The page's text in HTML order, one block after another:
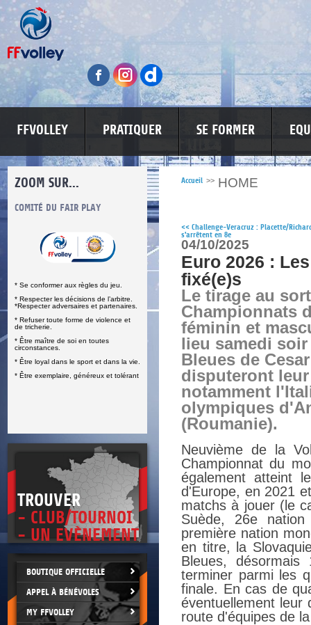
FFVOLLEY PRATIQUER SE FORMER
ZOOM SUR...
COMITÉ DU FAIR PLAY
* Se conformer aux règles du jeu.
* Respecter les décisions de l’arbitre.
*Respecter adversaires et partenaires.
* Refuser toute forme de violence et
de tricherie.
* Être maître de soi en toutes
circonstances.
* Être loyal dans le sport et dans la vie.
* Être exemplaire, généreux et tolérant
LUTTE CONTRE LES VIOLENCES
TROUVER
- CLUB/TOURNOI
- UN EVÈNEMENT
BOUTIQUE OFFICIELLE
APPEL À BÉNÉVOLES
MY FFVOLLEY
Accueil >> HOME
<< Challenge-Veracruz : Placette/
s'arrêtent en 8e
04/10/2025
Euro 2026 :
fixé(e)s
Le tirage au
Championnats
féminin et
lieu samedi
Bleues de
disputeront
notamment
olympiques
(Roumanie).
Neuvième de la
Championnat du
également atteint
d'Europe, en 2021
matchs à jouer (le
Suède, 26e
première nation
en titre, la
Bleues,
terminer parmi les
finale. En cas de
éventuellement leur
route d'équipes de